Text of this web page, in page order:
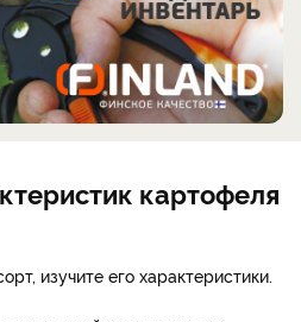
картофеля
изучите его характеристики.